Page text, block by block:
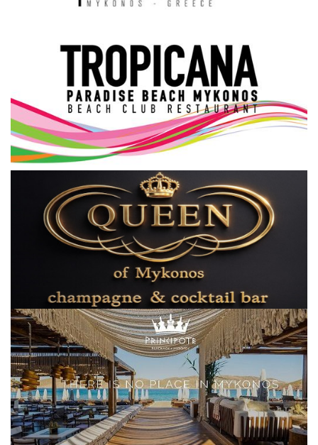
Σεβασμιώτατος Δωρόθεος Β’
Cost Of Living Crisis
Opinion + Analysis
L’Art des Sens
All News
Local Elections 2023
Elections 2023
Γλώσσα
Ελληνικά English